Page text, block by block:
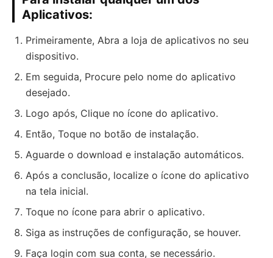
Aplicativos:
Primeiramente, Abra a loja de aplicativos no seu
dispositivo.
Em seguida, Procure pelo nome do aplicativo
desejado.
Logo após, Clique no ícone do aplicativo.
Então, Toque no botão de instalação.
Aguarde o download e instalação automáticos.
Após a conclusão, localize o ícone do aplicativo
na tela inicial.
Toque no ícone para abrir o aplicativo.
Siga as instruções de configuração, se houver.
Faça login com sua conta, se necessário.